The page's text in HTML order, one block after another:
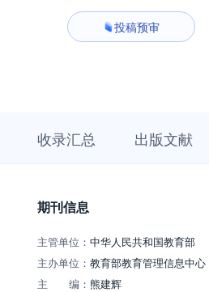
投稿预审
收录汇总 出版文献
期刊信息
主管单位： 中华人民共和国教育部
主办单位： 教育部教育管理信息中心
主 编： 熊建辉